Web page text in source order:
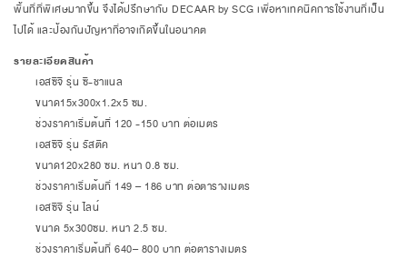
พื้นที่ที่พิเศษมากขึ้น จึงได้ปรึกษากับ DECAAR by SCG เพื่อหาเทคนิคการใช้งานที่เป็น
ไปได้ และป้องกันปัญหาที่อาจเกิดขึ้นในอนาคต
รายละเอียดสินค้า
เอสซีจี รุ่น ซี-ชาแนล
ขนาด15x300x1.2x5 ซม.
ช่วงราคาเริ่มต้นที่ 120 -150 บาท ต่อเมตร
เอสซีจี รุ่น รัสติค
ขนาด120x280 ซม. หนา 0.8 ซม.
ช่วงราคาเริ่มต้นที่ 149 – 186 บาท ต่อตารางเมตร
เอสซีจี รุ่น ไลน์
ขนาด 5x300ซม. หนา 2.5 ซม.
ช่วงราคาเริ่มต้นที่ 640– 800 บาท ต่อตารางเมตร